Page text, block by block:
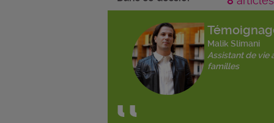
Malik Slimani
Assistant de vie
familles